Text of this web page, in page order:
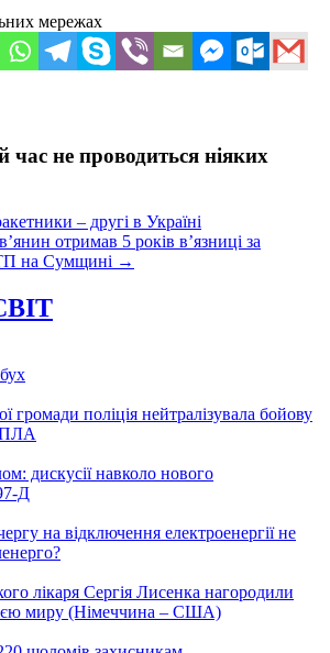
мережах
час не проводиться ніяких
– другі в Україні
отримав 5 років в’язниці за
на Сумщині →
громади поліція нейтралізувала бойову
дискусії навколо нового
Д
на відключення електроенергії не
лікаря Сергія Лисенка нагородили
миру (Німеччина – США)